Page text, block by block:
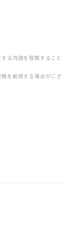
る内容を投稿すること
を削除する場合がござ